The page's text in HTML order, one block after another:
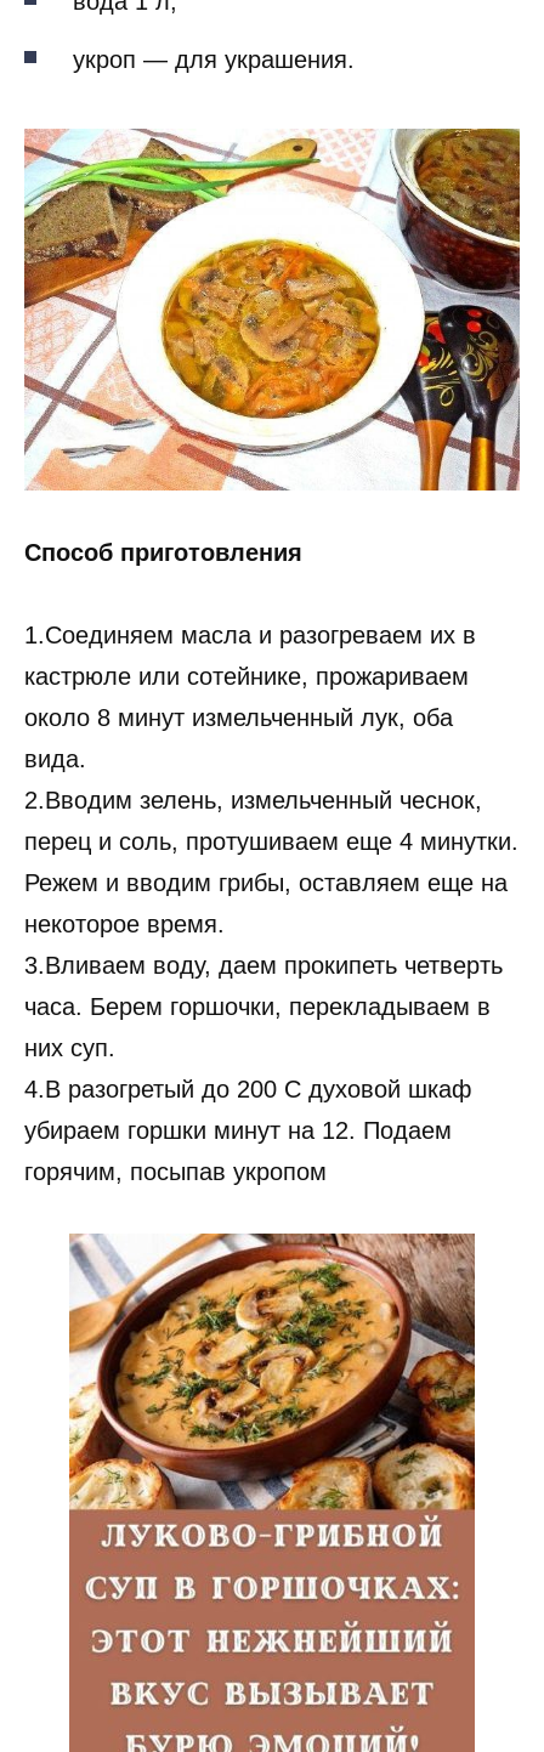
укроп — для украшения.
Способ приготовления
1.Соединяем масла и разогреваем их в
кастрюле или сотейнике, прожариваем
около 8 минут измельченный лук, оба
вида.
2.Вводим зелень, измельченный чеснок,
перец и соль, протушиваем еще 4 минутки.
Режем и вводим грибы, оставляем еще на
некоторое время.
3.Вливаем воду, даем прокипеть четверть
часа. Берем горшочки, перекладываем в
них суп.
4.В разогретый до 200 С духовой шкаф
убираем горшки минут на 12. Подаем
горячим, посыпав укропом